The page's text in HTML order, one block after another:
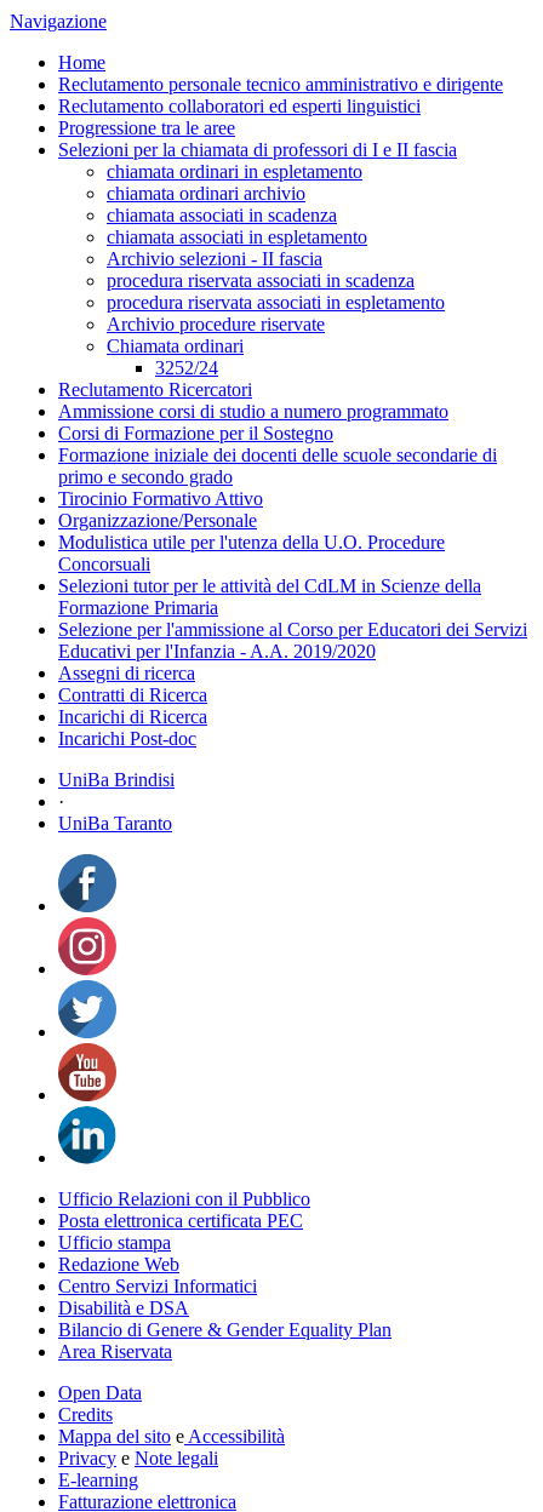
Navigazione
Home
Reclutamento personale tecnico amministrativo e dirigente
Reclutamento collaboratori ed esperti linguistici
Progressione tra le aree
Selezioni per la chiamata di professori di I e II fascia
chiamata ordinari in espletamento
chiamata ordinari archivio
chiamata associati in scadenza
chiamata associati in espletamento
Archivio selezioni - II fascia
procedura riservata associati in scadenza
procedura riservata associati in espletamento
Archivio procedure riservate
Chiamata ordinari
3252/24
Reclutamento Ricercatori
Ammissione corsi di studio a numero programmato
Corsi di Formazione per il Sostegno
Formazione iniziale dei docenti delle scuole secondarie di
primo e secondo grado
Tirocinio Formativo Attivo
Organizzazione/Personale
Modulistica utile per l'utenza della U.O. Procedure
Concorsuali
Selezioni tutor per le attività del CdLM in Scienze della
Formazione Primaria
Selezione per l'ammissione al Corso per Educatori dei Servizi
Educativi per l'Infanzia - A.A. 2019/2020
Assegni di ricerca
Contratti di Ricerca
Incarichi di Ricerca
Incarichi Post-doc
UniBa Brindisi
·
UniBa Taranto
Ufficio Relazioni con il Pubblico
Posta elettronica certificata PEC
Ufficio stampa
Redazione Web
Centro Servizi Informatici
Disabilità e DSA
Bilancio di Genere & Gender Equality Plan
Area Riservata
Open Data
Credits
Mappa del sito eAccessibilità
Privacy e Note legali
E-learning
Fatturazione elettronica